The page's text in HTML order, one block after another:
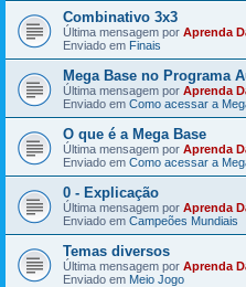
Combinativo 3x3
Última mensagem por Aprenda
Enviado em Finais
Mega Base no Programa
Última mensagem por Aprenda
Enviado em Como acessar a
O que é a Mega Base
Última mensagem por Aprenda
Enviado em Como acessar a
0 - Explicação
Última mensagem por Aprenda
Enviado em Campeões Mundiais
Temas diversos
Última mensagem por Aprenda
Enviado em Meio Jogo